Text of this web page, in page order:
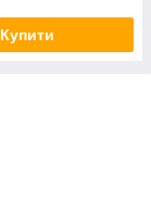
Купити